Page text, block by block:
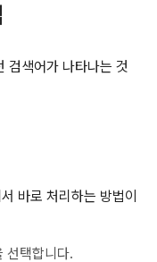
검색어가 나타나는 것
바로 처리하는 방법이
선택합니다.